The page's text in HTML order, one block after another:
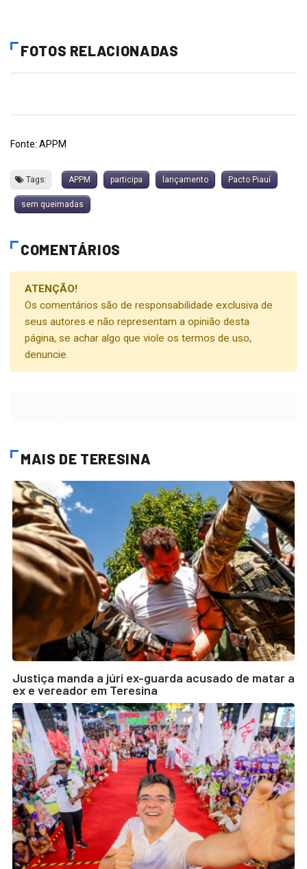
FOTOS RELACIONADAS
Fonte: APPM
Tags: APPM participa lançamento Pacto Piauí
sem queimadas
COMENTÁRIOS
ATENÇÃO!
Os comentários são de responsabilidade exclusiva de
seus autores e não representam a opinião desta
página, se achar algo que viole os termos de uso,
denuncie.
MAIS DE TERESINA
Justiça manda a júri ex-guarda acusado de matar a
ex e vereador em Teresina